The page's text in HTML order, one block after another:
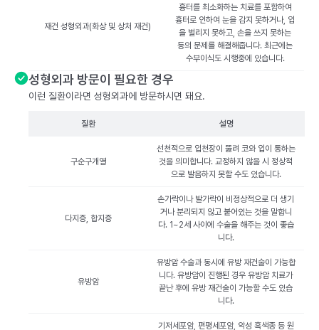
재건 성형외과(화상 및 상처 재건)
흉터를 최소화하는 치료를 포함하여
흉터로 인하여 눈을 감지 못하거나, 입
을 벌리지 못하고, 손을 쓰지 못하는
등의 문제를 해결해줍니다. 최근에는
수부이식도 시행중에 있습니다.
성형외과 방문이 필요한 경우
이런 질환이라면 성형외과에 방문하시면 돼요.
질환 설명
구순구개열
선천적으로 입천장이 뚫려 코와 입이 통하는
것을 의미합니다. 교정하지 않을 시 정상적
으로 발음하지 못할 수도 있습니다.
다지증, 합지증
손가락이나 발가락이 비정상적으로 더 생기
거나 분리되지 않고 붙어있는 것을 말합니
다. 1~2세 사이에 수술을 해주는 것이 좋습
니다.
유방암
유방암 수술과 동시에 유방 재건술이 가능합
니다. 유방암이 진행된 경우 유방암 치료가
끝난 후에 유방 재건술이 가능할 수도 있습
니다.
기저세포암, 편평세포암, 악성 흑색종 등 원